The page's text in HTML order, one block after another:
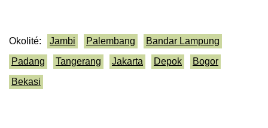
Okolité: Jambi Palembang
Bandar Lampung
Padang
Tangerang Jakarta Depok
Bogor
Bekasi